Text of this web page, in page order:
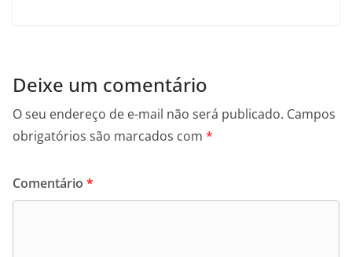
Deixe um comentário
O seu endereço de e-mail não será publicado. Campos
obrigatórios são marcados com *
Comentário *